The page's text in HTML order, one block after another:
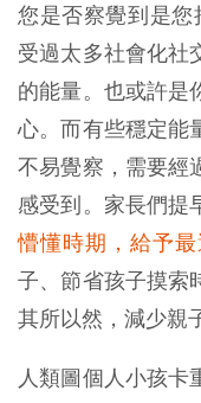
您是否察覺到是您
受過太多社會化社
的能量。也或許是
心。而有些穩定能
不易覺察，需要經
感受到。家長們提
懵懂時期，給予
子、節省孩子摸索
其所以然，減少親
人類圖個人小孩卡